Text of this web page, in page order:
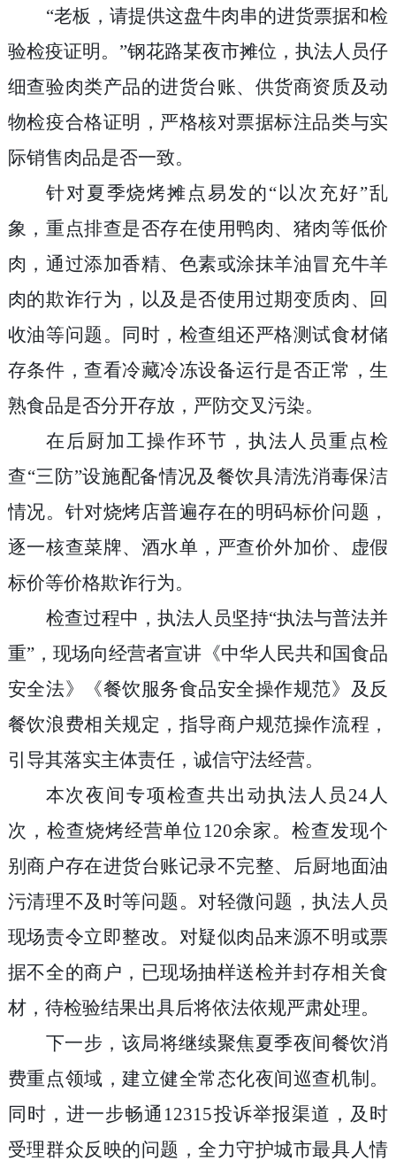
“老板，请提供这盘牛肉串的进货票据和检
验检疫证明。”钢花路某夜市摊位，执法人员仔
细查验肉类产品的进货台账、供货商资质及动
物检疫合格证明，严格核对票据标注品类与实
际销售肉品是否一致。
针对夏季烧烤摊点易发的“以次充好”乱
象，重点排查是否存在使用鸭肉、猪肉等低价
肉，通过添加香精、色素或涂抹羊油冒充牛羊
肉的欺诈行为，以及是否使用过期变质肉、回
收油等问题。同时，检查组还严格测试食材储
存条件，查看冷藏冷冻设备运行是否正常，生
熟食品是否分开存放，严防交叉污染。
在后厨加工操作环节，执法人员重点检
查“三防”设施配备情况及餐饮具清洗消毒保洁
情况。针对烧烤店普遍存在的明码标价问题，
逐一核查菜牌、酒水单，严查价外加价、虚假
标价等价格欺诈行为。
检查过程中，执法人员坚持“执法与普法并
重”，现场向经营者宣讲《中华人民共和国食品
安全法》《餐饮服务食品安全操作规范》及反
餐饮浪费相关规定，指导商户规范操作流程，
引导其落实主体责任，诚信守法经营。
本次夜间专项检查共出动执法人员24人
次，检查烧烤经营单位120余家。检查发现个
别商户存在进货台账记录不完整、后厨地面油
污清理不及时等问题。对轻微问题，执法人员
现场责令立即整改。对疑似肉品来源不明或票
据不全的商户，已现场抽样送检并封存相关食
材，待检验结果出具后将依法依规严肃处理。
下一步，该局将继续聚焦夏季夜间餐饮消
费重点领域，建立健全常态化夜间巡查机制。
同时，进一步畅通12315投诉举报渠道，及时
受理群众反映的问题，全力守护城市最具人情